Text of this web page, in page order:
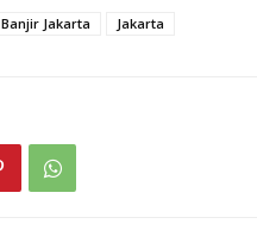
Banjir Jakarta Jakarta